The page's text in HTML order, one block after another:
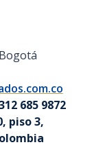
685 9872
piso 3,